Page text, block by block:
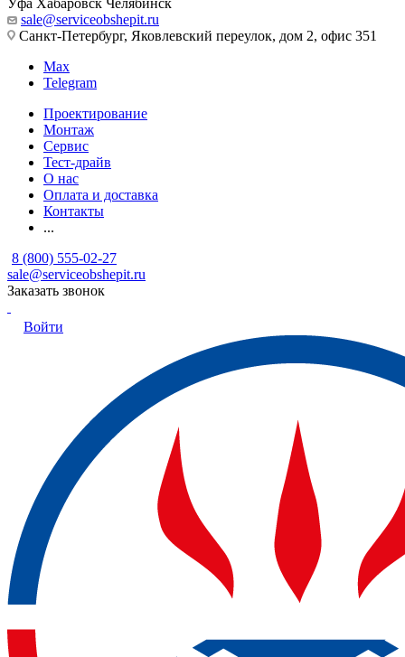
Уфа Хабаровск Челябинск
sale@serviceobshepit.ru
Санкт-Петербург, Яковлевский переулок, дом 2, офис 351
Max
Telegram
Проектирование
Монтаж
Сервис
Тест-драйв
О нас
Оплата и доставка
Контакты
...
8 (800) 555-02-27
sale@serviceobshepit.ru
Заказать звонок
Войти